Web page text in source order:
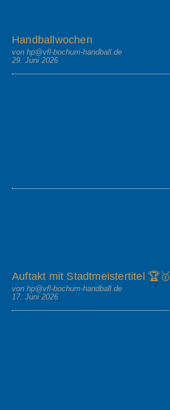
Handballwochen
von hp@vfl-bochum-handball.de
29. Juni 2026
Auftakt mit Stadtmeistertitel 🏆🥇
von hp@vfl-bochum-handball.de
17. Juni 2026